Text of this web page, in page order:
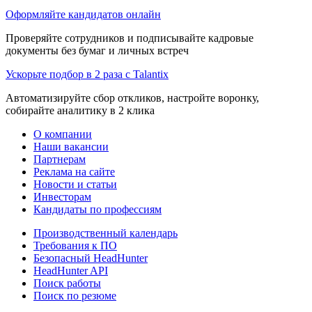
Оформляйте кандидатов онлайн
Проверяйте сотрудников и подписывайте кадровые
документы без бумаг и личных встреч
Ускорьте подбор в 2 раза с Talantix
Автоматизируйте сбор откликов, настройте воронку,
собирайте аналитику в 2 клика
О компании
Наши вакансии
Партнерам
Реклама на сайте
Новости и статьи
Инвесторам
Кандидаты по профессиям
Производственный календарь
Требования к ПО
Безопасный HeadHunter
HeadHunter API
Поиск работы
Поиск по резюме